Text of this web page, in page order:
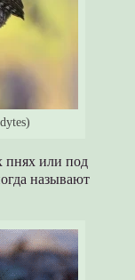
пнях или под
называют